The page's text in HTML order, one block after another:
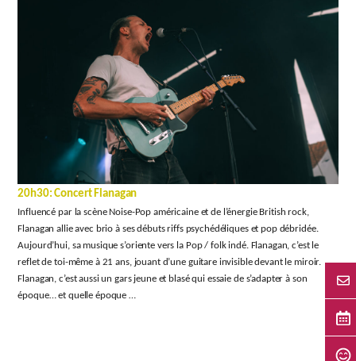
20h30: Concert Flanagan
Influencé par la scène Noise-Pop américaine et de l’énergie British rock,
Flanagan allie avec brio à ses débuts riffs psychédéliques et pop débridée.
Aujourd’hui, sa musique s’oriente vers la Pop / folk indé. Flanagan, c’est le
reflet de toi-même à 21 ans, jouant d’une guitare invisible devant le miroir.
Flanagan, c’est aussi un gars jeune et blasé qui essaie de s’adapter à son
époque… et quelle époque …